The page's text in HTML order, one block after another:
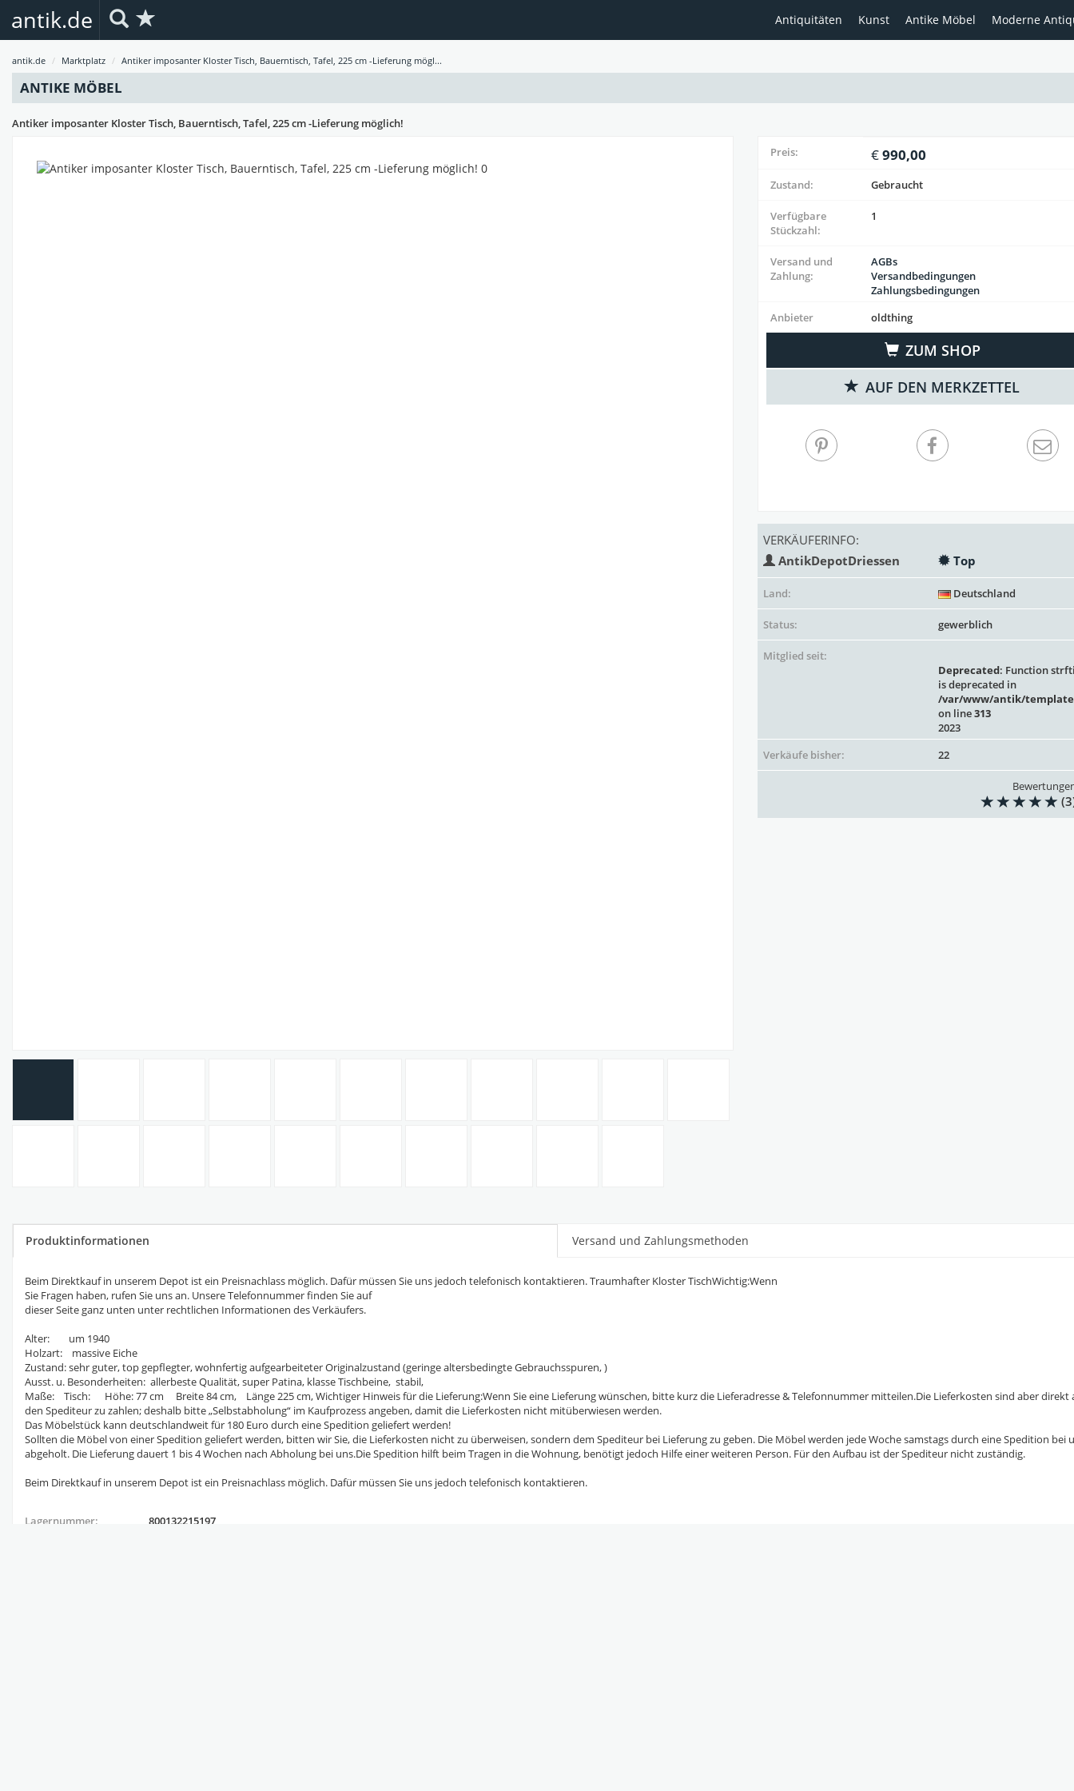
antik.de Antiquitäten Kunst Antike Möbel Moderne
antik.de Marktplatz Antiker imposanter Kloster Tisch, Bauerntisch, Tafel, 225 cm -Lieferung mögl...
ANTIKE MÖBEL
Antiker imposanter Kloster Tisch, Bauerntisch, Tafel, 225 cm -Lieferung möglich!
Preis:
990,00
Zustand: Gebraucht
Verfügbare
Stückzahl:
1
Versand und
Zahlung:
AGBs
Versandbedingungen
Zahlungsbedingungen
Anbieter
oldthing
ZUM SHOP
AUF DEN MERKZETTEL
VERKÄUFERINFO:
AntikDepotDriessen
Top
Land: Deutschland
Status: gewerblich
Mitglied seit:
Deprecated: Function
is deprecated in
/var/www/antik/
on line313
2023
Verkäufe bisher:
22
Produktinformationen Versand und Zahlungsmethoden
Beim Direktkauf in unserem Depot ist ein Preisnachlass möglich. Dafür müssen Sie uns jedoch telefonisch kontaktieren. Traumhafter Kloster TischWichtig:Wenn
Sie Fragen haben, rufen Sie uns an. Unsere Telefonnummer finden Sie auf
dieser Seite ganz unten unter rechtlichen Informationen des Verkäufers.
Alter: um 1940
Holzart: massive Eiche
Zustand: sehr guter, top gepflegter, wohnfertig aufgearbeiteter Originalzustand (geringe altersbedingte Gebrauchsspuren, )
Ausst. u. Besonderheiten: allerbeste Qualität, super Patina, klasse Tischbeine, stabil,
Maße: Tisch: Höhe: 77 cm Breite 84 cm, Länge 225 cm, Wichtiger Hinweis für die Lieferung:Wenn Sie eine Lieferung wünschen, bitte kurz die Lieferadresse & Telefonnummer mitteilen.Die Lieferkosten sind aber direkt
den Spediteur zu zahlen; deshalb bitte „Selbstabholung“ im Kaufprozess angeben, damit die Lieferkosten nicht mitüberwiesen werden.
Das Möbelstück kann deutschlandweit für 180 Euro durch eine Spedition geliefert werden!
Sollten die Möbel von einer Spedition geliefert werden, bitten wir Sie, die Lieferkosten nicht zu überweisen, sondern dem Spediteur bei Lieferung zu geben. Die Möbel werden jede Woche samstags durch eine Spedition bei
abgeholt. Die Lieferung dauert 1 bis 4 Wochen nach Abholung bei uns.Die Spedition hilft beim Tragen in die Wohnung, benötigt jedoch Hilfe einer weiteren Person. Für den Aufbau ist der Spediteur nicht zuständig.
Beim Direktkauf in unserem Depot ist ein Preisnachlass möglich. Dafür müssen Sie uns jedoch telefonisch kontaktieren.
Lagernummer: 800132215197